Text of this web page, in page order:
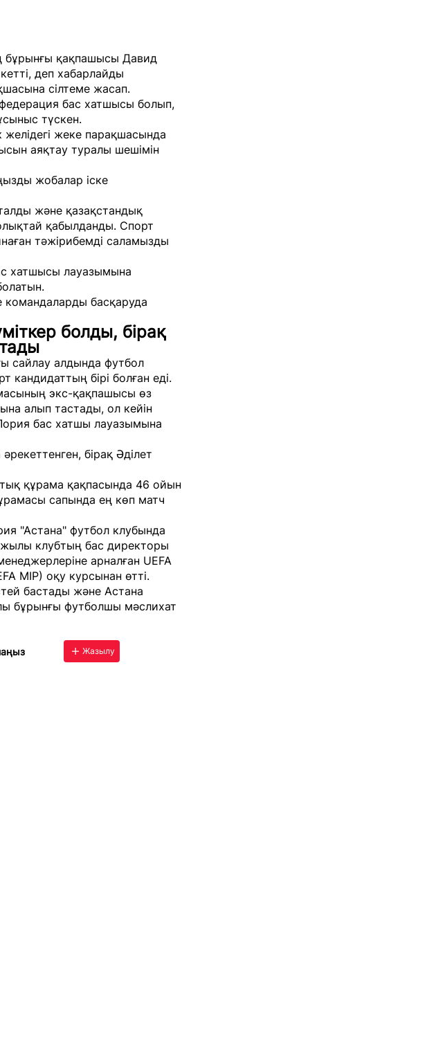
бұрынғы қақпашысы Давид
деп хабарлайды
сілтеме жасап.
бас хатшысы болып,
түскен.
жеке парақшасында
аяқтау туралы шешімін
жобалар іске
және қазақстандық
қабылданды. Спорт
тәжірибемді саламызды
хатшысы лауазымына
басқаруда
болды, бірақ
сайлау алдында футбол
бірі болған еді.
экс-қақпашысы өз
алып тастады, ол кейін
бас хатшы лауазымына
бірақ Әділет
құрама қақпасында 46 ойын
сапында ең көп матч
"Астана" футбол клубында
жылы клубтың бас директоры
арналған UEFA
MIP) оқу курсынан өтті.
бастады және Астана
бұрынғы футболшы мәслихат
Жазылу